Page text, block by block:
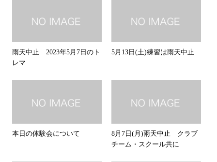
雨天中止 2023年5月7日のト
レマ
5月13日(土)練習は雨天中止
本日の体験会について
8月7日(月)雨天中止 クラブ
チーム・スクール共に